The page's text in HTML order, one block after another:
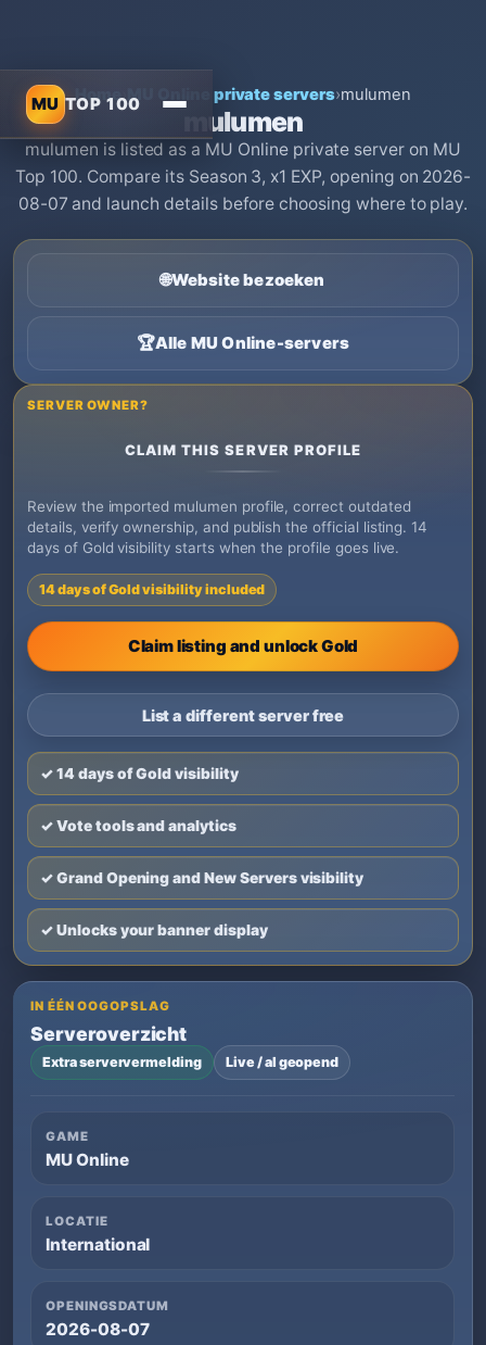
MU TOP 100
Home›MU Online private servers›mulumen
mulumen
mulumen is listed as a MU Online private server on MU
Top 100. Compare its Season 3, x1 EXP, opening on 2026-
08-07 and launch details before choosing where to play.
🌐Website bezoeken
🏆Alle MU Online-servers
SERVER OWNER?
CLAIM THIS SERVER PROFILE
Review the imported mulumen profile, correct outdated
details, verify ownership, and publish the official listing. 14
days of Gold visibility starts when the profile goes live.
14 days of Gold visibility included
Claim listing and unlock Gold
List a different server free
✓ 14 days of Gold visibility
✓ Vote tools and analytics
✓ Grand Opening and New Servers visibility
✓ Unlocks your banner display
IN ÉÉN OOGOPSLAG
Serveroverzicht
Extra serververmelding Live / al geopend
GAME
MU Online
LOCATIE
International
OPENINGSDATUM
2026-08-07